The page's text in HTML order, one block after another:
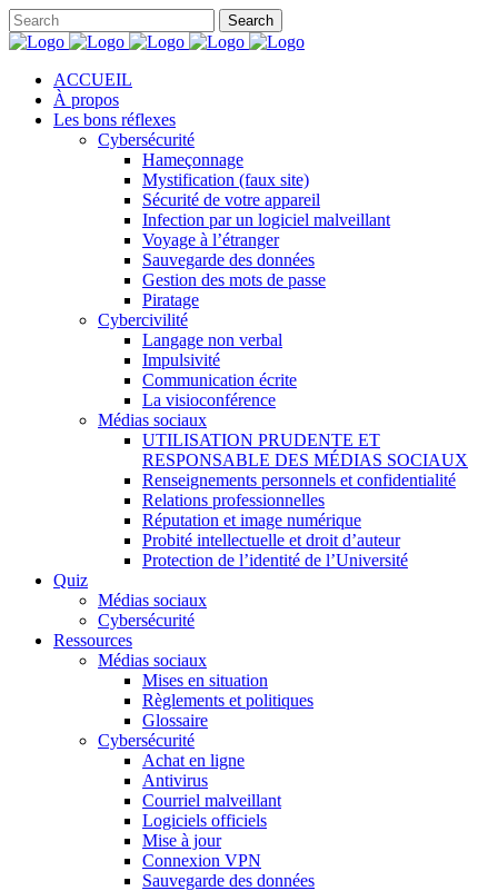
ACCUEIL
À propos
Les bons réflexes
Cybersécurité
Hameçonnage
Mystification (faux site)
Sécurité de votre appareil
Infection par un logiciel malveillant
Voyage à l’étranger
Sauvegarde des données
Gestion des mots de passe
Piratage
Cybercivilité
Langage non verbal
Impulsivité
Communication écrite
La visioconférence
Médias sociaux
UTILISATION PRUDENTE ET
RESPONSABLE DES MÉDIAS SOCIAUX
Renseignements personnels et confidentialité
Relations professionnelles
Réputation et image numérique
Probité intellectuelle et droit d’auteur
Protection de l’identité de l’Université
Quiz
Médias sociaux
Cybersécurité
Ressources
Médias sociaux
Mises en situation
Règlements et politiques
Glossaire
Cybersécurité
Achat en ligne
Antivirus
Courriel malveillant
Logiciels officiels
Mise à jour
Connexion VPN
Sauvegarde des données